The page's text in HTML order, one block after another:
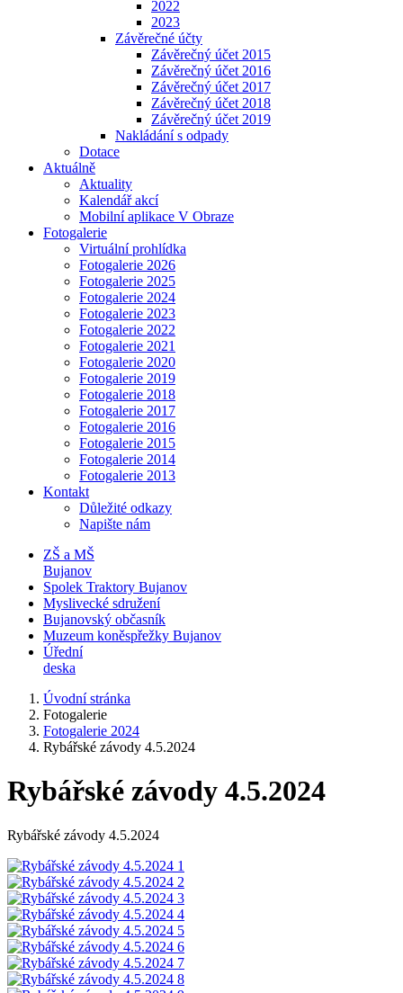
2022
2023
Závěrečné účty
Závěrečný účet 2015
Závěrečný účet 2016
Závěrečný účet 2017
Závěrečný účet 2018
Závěrečný účet 2019
Nakládání s odpady
Dotace
Aktuálně
Aktuality
Kalendář akcí
Mobilní aplikace V Obraze
Fotogalerie
Virtuální prohlídka
Fotogalerie 2026
Fotogalerie 2025
Fotogalerie 2024
Fotogalerie 2023
Fotogalerie 2022
Fotogalerie 2021
Fotogalerie 2020
Fotogalerie 2019
Fotogalerie 2018
Fotogalerie 2017
Fotogalerie 2016
Fotogalerie 2015
Fotogalerie 2014
Fotogalerie 2013
Kontakt
Důležité odkazy
Napište nám
ZŠ a MŠ
Bujanov
Spolek Traktory Bujanov
Myslivecké sdružení
Bujanovský občasník
Muzeum koněspřežky Bujanov
Úřední
deska
Úvodní stránka
Fotogalerie
Fotogalerie 2024
Rybářské závody 4.5.2024
Rybářské závody 4.5.2024
Rybářské závody 4.5.2024